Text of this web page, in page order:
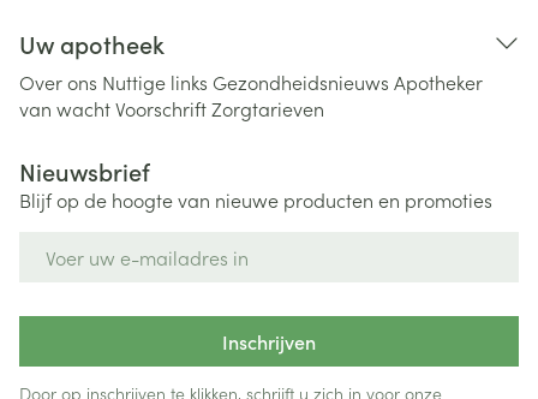
Uw apotheek
Over ons Nuttige links Gezondheidsnieuws Apotheker
van wachtVoorschriftZorgtarieven
Nieuwsbrief
Blijf op de hoogte van nieuwe producten en promoties
Inschrijven
Door op inschrijven te klikken, schrijft u zich in voor onze